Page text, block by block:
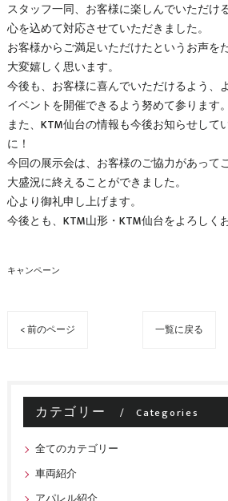
スタッフ一同、お客様に楽しんでいただける
心を込めて対応させていただきました。
お客様からご満足いただけたというお声を
大変嬉しく思います。
今後も、お客様に喜んでいただけるよう、
イベントを開催できるよう努めて参ります。
また、KTM仙台の情報も今後お知らせして
に！
今回の展示会は、お客様のご協力があってこ
大盛況に終えることができました。
心より御礼申し上げます。
今後とも、KTM山形・KTM仙台をよろしく
キャンペーン
< 前のページ 一覧に戻る
カテゴリー Categories
全てのカテゴリー
車両紹介